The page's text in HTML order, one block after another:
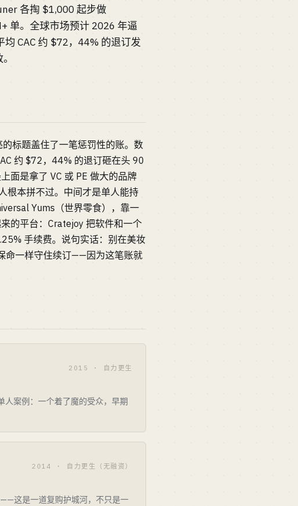
各掏 $1,000 起步做
单。全球市场预计 2026 年逼
CAC 约 $72，44% 的退订发
标题盖住了一笔惩罚性的账。数
约 $72，44% 的退订砸在头 90
面是拿了 VC 或 PE 做大的品牌
本拼不过。中间才是单人能持
Yums（世界零食），靠一
的平台：Cratejoy 把软件和一个
手续费。说句实话：别在美妆
命一样守住续订——因为这笔账就
2015 · 自力更生
人案例：一个着了魔的受众，早期
2014 · 自力更生（无融资）
这是一道复购护城河，不只是一